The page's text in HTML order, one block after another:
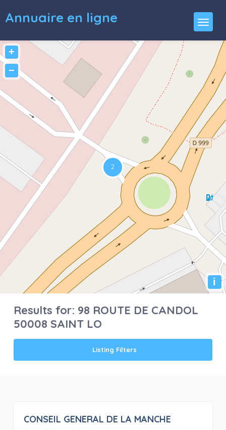
Annuaire en ligne
+
−
i
Results for: 98 ROUTE DE CANDOL
50008 SAINT LO
Listing Filters
CONSEIL GENERAL DE LA MANCHE